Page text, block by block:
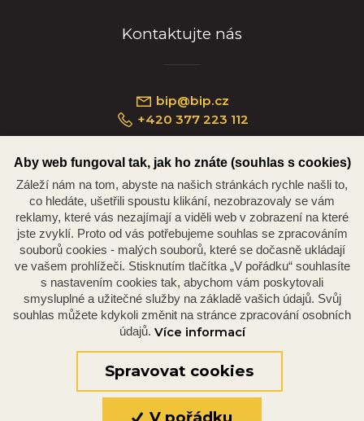
Kontaktujte nás
bip@bip.cz
+420 377 223 112
Náměstí Republiky 234/35, 301 00 Plzeň
© 2026 Oficiální stránky Plzeňské diecéze
Aby web fungoval tak, jak ho znáte (souhlas s cookies)
Záleží nám na tom, abyste na našich stránkách rychle našli to,
co hledáte, ušetřili spoustu klikání, nezobrazovaly se vám
reklamy, které vás nezajímají a viděli web v zobrazení na které
jste zvyklí. Proto od vás potřebujeme souhlas se zpracováním
souborů cookies - malých souborů, které se dočasně ukládají
ve vašem prohlížeči. Stisknutím tlačítka „V pořádku“ souhlasíte
s nastavením cookies tak, abychom vám poskytovali
smysluplné a užitečné služby na základě vašich údajů. Svůj
souhlas můžete kdykoli změnit na stránce zpracování osobních
údajů. Více informací
Spravovat cookies
V pořádku